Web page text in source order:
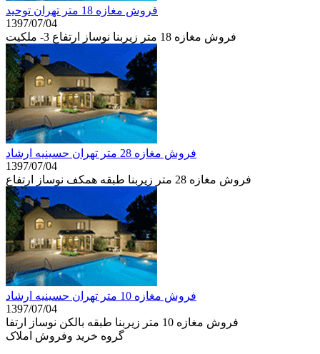
فروش مغازه 18 متر تهران توحيد
1397/07/04
فروش مغازه 18 متر زیربنا نوساز ارتفاع 3- ملكيت
فروش مغازه 28 متر تهران حسينيه ارشاد
1397/07/04
فروش مغازه 28 متر زیربنا طبقه همكف نوساز ارتفاع
فروش مغازه 10 متر تهران حسينيه ارشاد
1397/07/04
فروش مغازه 10 متر زیربنا طبقه بالكن نوساز ارتفا
گروه خرید وفروش املاک